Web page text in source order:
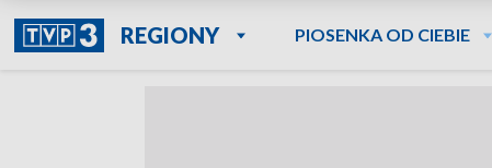
REGIONY PIOSENKA OD CIEBIE